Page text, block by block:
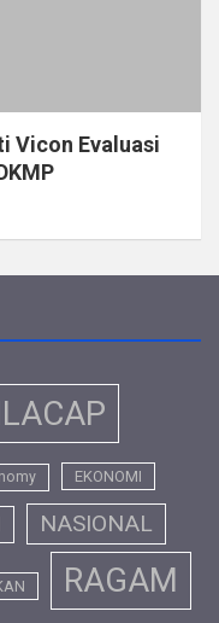
Vicon Evaluasi
EKONOMI
NASIONAL
RAGAM